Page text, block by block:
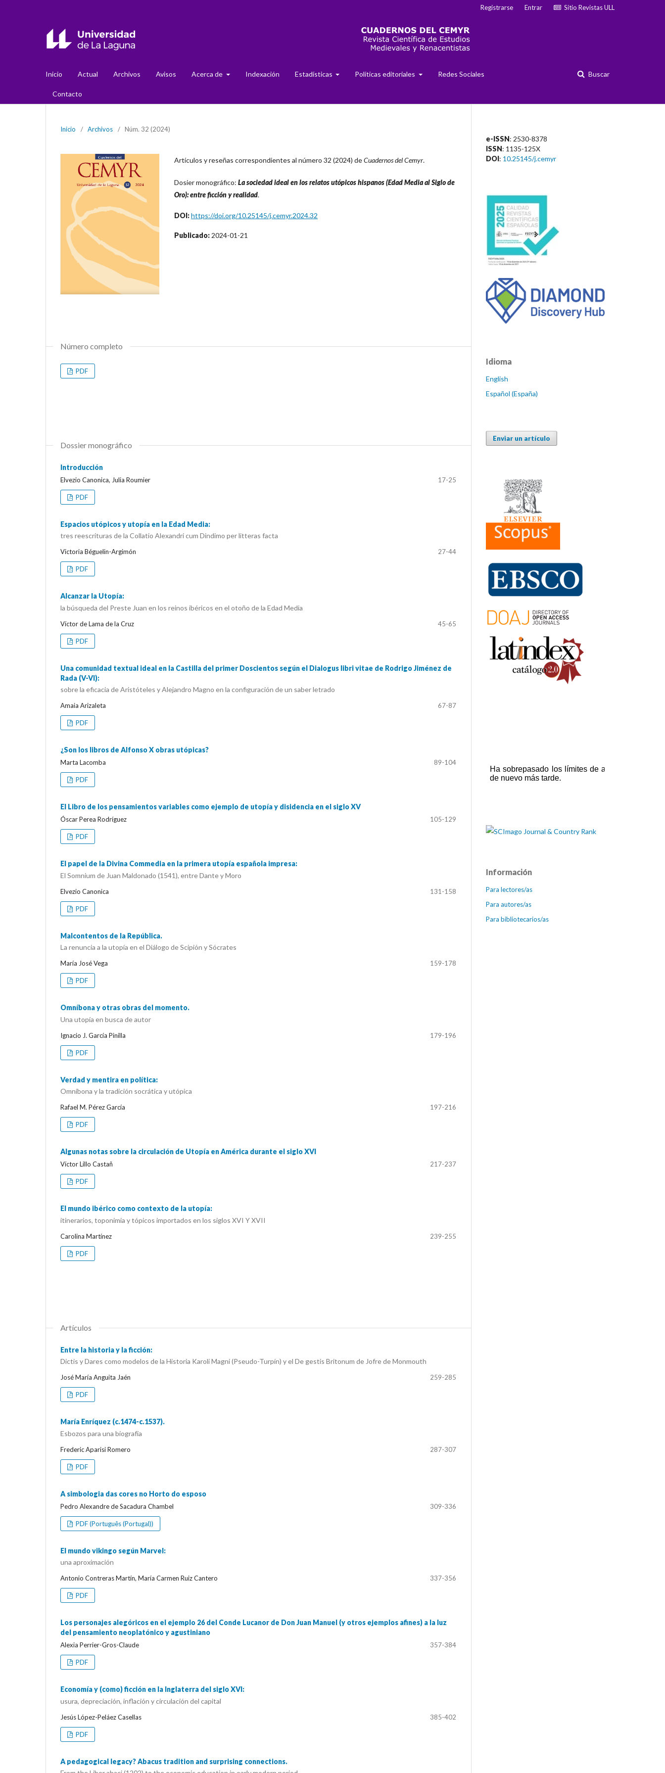
Inicio Actual Archivos Avisos Acerca de Indexación Estadísticas Políticas editoriales Redes Sociales
Contacto
Buscar
Registrarse Entrar Sitio Revistas ULL
Inicio / Archivos / Núm. 32 (2024)
Artículos y reseñas correspondientes al número 32 (2024) deCuadernos del Cemyr.
Dosier monográfico: La sociedad ideal en los relatos utópicos hispanos (Edad Media al Siglo de
Oro): entre ficción y realidad.
DOI:https://doi.org/10.25145/j.cemyr.2024.32
Publicado: 2024-01-21
Número completo
PDF
Dossier monográfico
Introducción
Elvezio Canonica, Julia Roumier 17-25
PDF
Espacios utópicos y utopía en la Edad Media:
tres reescrituras de la Collatio Alexandri cum Dindimo per litteras facta
Victoria Béguelin-Argimón 27-44
PDF
Alcanzar la Utopía:
la búsqueda del Preste Juan en los reinos ibéricos en el otoño de la Edad Media
Víctor de Lama de la Cruz 45-65
PDF
Una comunidad textual ideal en la Castilla del primer Doscientos según el Dialogus libri vitae de Rodrigo Jiménez de
Rada (V-VI):
sobre la eficacia de Aristóteles y Alejandro Magno en la configuración de un saber letrado
Amaia Arizaleta 67-87
PDF
¿Son los libros de Alfonso X obras utópicas?
Marta Lacomba 89-104
PDF
El Libro de los pensamientos variables como ejemplo de utopía y disidencia en el siglo XV
Óscar Perea Rodríguez 105-129
PDF
El papel de la Divina Commedia en la primera utopía española impresa:
El Somnium de Juan Maldonado (1541), entre Dante y Moro
Elvezio Canonica 131-158
PDF
Malcontentos de la República.
La renuncia a la utopía en el Diálogo de Scipión y Sócrates
María José Vega 159-178
PDF
Omníbona y otras obras del momento.
Una utopía en busca de autor
Ignacio J. García Pinilla 179-196
PDF
Verdad y mentira en política:
Omníbona y la tradición socrática y utópica
Rafael M. Pérez García 197-216
PDF
Algunas notas sobre la circulación de Utopía en América durante el siglo XVI
Víctor Lillo Castañ 217-237
PDF
El mundo ibérico como contexto de la utopía:
itinerarios, toponimia y tópicos importados en los siglos XVI Y XVII
Carolina Martínez 239-255
PDF
Artículos
Entre la historia y la ficción:
Dictis y Dares como modelos de la Historia Karoli Magni (Pseudo-Turpín) y el De gestis Britonum de Jofre de Monmouth
José María Anguita Jaén 259-285
PDF
María Enríquez (c.1474-c.1537).
Esbozos para una biografía
Frederic Aparisi Romero 287-307
PDF
A simbologia das cores no Horto do esposo
Pedro Alexandre de Sacadura Chambel 309-336
PDF (Português (Portugal))
El mundo vikingo según Marvel:
una aproximación
Antonio Contreras Martín, María Carmen Ruiz Cantero 337-356
PDF
Los personajes alegóricos en el ejemplo 26 del Conde Lucanor de Don Juan Manuel (y otros ejemplos afines) a la luz
del pensamiento neoplatónico y agustiniano
Alexia Perrier-Gros-Claude 357-384
PDF
Economía y (como) ficción en la Inglaterra del siglo XVI:
usura, depreciación, inflación y circulación del capital
Jesús López-Peláez Casellas 385-402
PDF
A pedagogical legacy? Abacus tradition and surprising connections.
e-ISSN: 2530-8378
ISSN: 1135-125X
DOI: 10.25145/j.cemyr
Idioma
English
Español (España)
Enviar un artículo
Información
Para lectores/as
Para autores/as
Para bibliotecarios/as